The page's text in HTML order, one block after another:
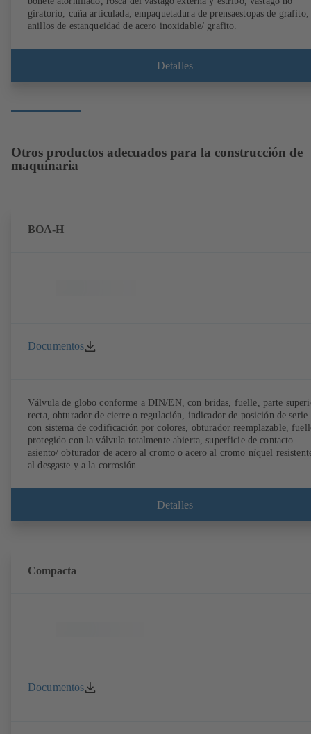
giratorio, cuña articulada, empaquetadura de prensaestopas de grafito,
anillos de estanqueidad de acero inoxidable/ grafito.
Detalles
Otros productos adecuados para la construcción de
maquinaria
BOA-H
Documentos
Válvula de globo conforme a DIN/EN, con bridas, fuelle, parte
recta, obturador de cierre o regulación, indicador de posición de serie
con sistema de codificación por colores, obturador reemplazable,
protegido con la válvula totalmente abierta, superficie de contacto
asiento/ obturador de acero al cromo o acero al cromo níquel
al desgaste y a la corrosión.
Detalles
Compacta
Documentos